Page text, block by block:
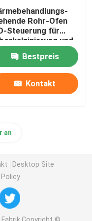
Rohr-Ofen
Steuerung für
und -
Bestpreis
Kontakt
an
Desktop Site
Policy